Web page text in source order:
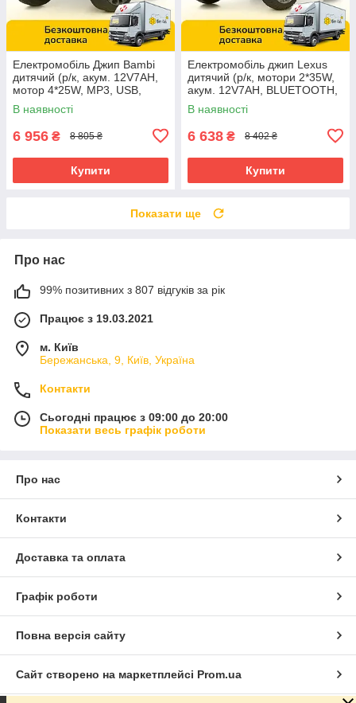
Електромобіль Джип Bambi
дитячий (р/к, акум. 12V7AH,
мотор 4*25W, MP3, USB,
BLUETOOTH) M 6357EBLR-1
Білий
В наявності
6 956 ₴ 8 805 ₴
Купити
Електромобіль джип Lexus
дитячий (р/к, мотори 2*35W,
акум. 12V7AH, BLUETOOTH,
MP3, USB) Bambi M
6410EBLR-11 Сірий
В наявності
6 638 ₴ 8 402 ₴
Купити
Показати ще
Про нас
99% позитивних з 807 відгуків за рік
Працює з 19.03.2021
м. Київ
Бережанська, 9, Київ, Україна
Контакти
Сьогодні працює з 09:00 до 20:00
Показати весь графік роботи
Про нас
Контакти
Доставка та оплата
Графік роботи
Повна версія сайту
Сайт створено на маркетплейсі Prom.ua